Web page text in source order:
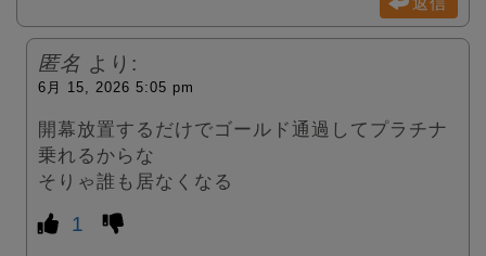
匿名 より:
6月 15, 2026 5:05 pm
開幕放置するだけでゴールド通過してプラチナ
乗れるからな
そりゃ誰も居なくなる
1